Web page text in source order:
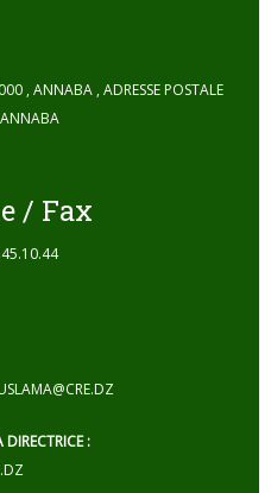
, ANNABA , ADRESSE POSTALE
/ Fax
DIRECTRICE :